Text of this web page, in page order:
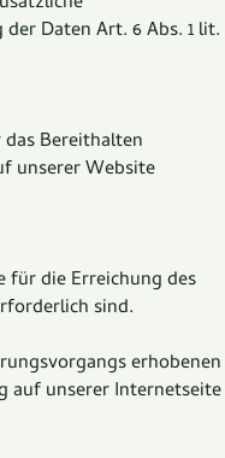
Daten Art. 6 Abs. 1 lit.
Bereithalten
unserer Website
für die Erreichung des
sind.
erhobenen
auf unserer Internetseite